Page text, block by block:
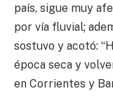
país, sigue muy
por vía fluvial;
sostuvo y acotó:
época seca y
en Corrientes y